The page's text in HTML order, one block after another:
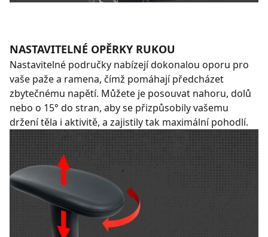
NASTAVITELNÉ OPĚRKY RUKOU
Nastavitelné područky nabízejí dokonalou oporu pro
vaše paže a ramena, čímž pomáhají předcházet
zbytečnému napětí. Můžete je posouvat nahoru, dolů
nebo o 15° do stran, aby se přizpůsobily vašemu
držení těla i aktivitě, a zajistily tak maximální pohodlí.